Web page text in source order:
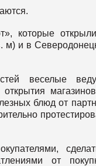
которые
м) и в
веселые
блюд от
от